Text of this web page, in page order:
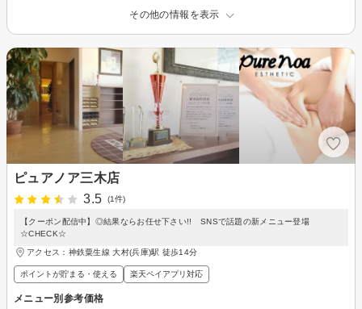
その他の情報を表示
ピュアノア三木店
3.5
(1件)
【クーポン配信中】◎結果ならお任せ下さい!! SNSで話題の新メニュー登場
☆CHECK☆
アクセス：神鉄粟生線 大村(兵庫)駅 徒歩14分
ポイントが貯まる・使える 楽天ペイアプリ対応
メニュー別参考価格